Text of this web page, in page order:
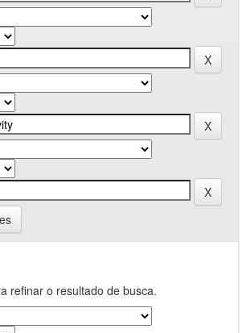
refinar o resultado de busca.